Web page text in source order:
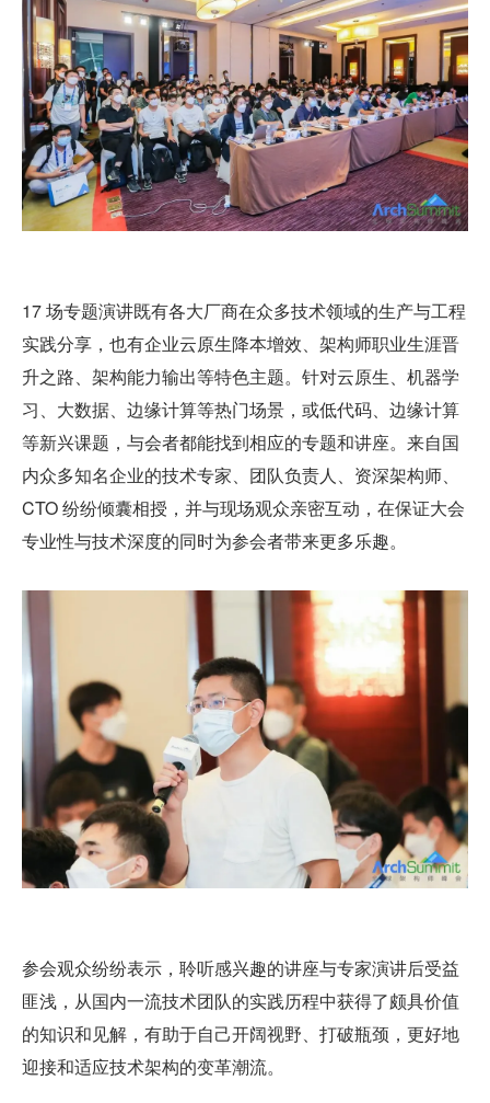
17 场专题演讲既有各大厂商在众多技术领域的生产与工程
实践分享，也有企业云原生降本增效、架构师职业生涯晋
升之路、架构能力输出等特色主题。针对云原生、机器学
习、大数据、边缘计算等热门场景，或低代码、边缘计算
等新兴课题，与会者都能找到相应的专题和讲座。来自国
内众多知名企业的技术专家、团队负责人、资深架构师、
CTO 纷纷倾囊相授，并与现场观众亲密互动，在保证大会
专业性与技术深度的同时为参会者带来更多乐趣。
参会观众纷纷表示，聆听感兴趣的讲座与专家演讲后受益
匪浅，从国内一流技术团队的实践历程中获得了颇具价值
的知识和见解，有助于自己开阔视野、打破瓶颈，更好地
迎接和适应技术架构的变革潮流。